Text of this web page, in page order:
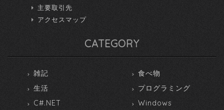
主要取引先
アクセスマップ
CATEGORY
雑記
食べ物
生活
プログラミング
C#.NET
Windows